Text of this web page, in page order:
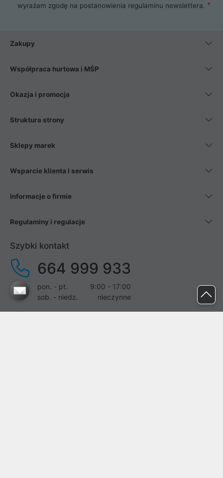
wyrażam zgodę na postanowienia regulaminu newslettera.
Zakupy
Współpraca hurtowa i MŚP
Okazja i promocja
Struktura strony
Sklepy marek
Wsparcie klienta i serwis
Informacje o firmie
Regulaminy i regulacje
Szybki kontakt
664 999 933
pon. - pt.
9:00 - 17:00
sob. - niedz.
nieczynne